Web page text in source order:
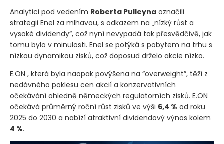
Analytici pod vedením Roberta Pulleyna označili
strategii Enel za mlhavou, s odkazem na „nízký růst a
vysoké dividendy“, což nyní nevypadá tak přesvědčivě, jak
tomu bylo v minulosti. Enel se potýká s pobytem na trhu s
nízkou dynamikou zisků, což doposud drželo akcie nízko.
E.ON , která byla naopak povýšena na “overweight”, těží z
nedávného poklesu cen akcií a konzervativních
očekávání ohledně německých regulatorních zisků. E.ON
očekává průměrný roční růst zisků ve výši 6,4 % od roku
2025 do 2030 a nabízí atraktivní dividendový výnos kolem
4 %.